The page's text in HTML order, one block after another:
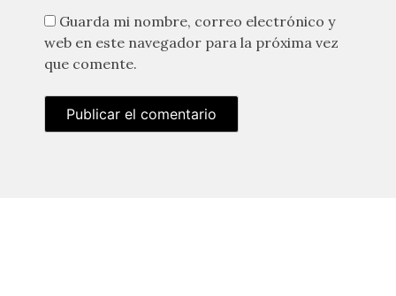
Guarda mi nombre, correo electrónico y
web en este navegador para la próxima vez
que comente.